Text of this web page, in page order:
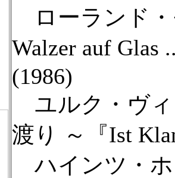
ローランド・
Walzer auf
(1986)
ユルク・ヴィ
渡り ～『Ist
ハインツ・ホ